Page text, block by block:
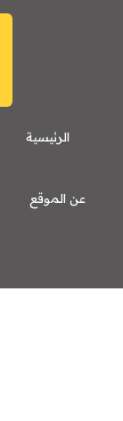
الرئيسية
عن الموقع